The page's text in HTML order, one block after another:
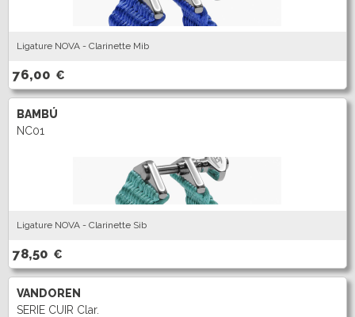
Ligature NOVA - Clarinette Mib
76,00 €
BAMBÚ
NC01
Ligature NOVA - Clarinette Sib
78,50 €
VANDOREN
SERIE CUIR Clar.